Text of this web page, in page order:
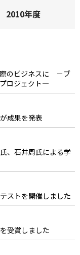
2010年度
際のビジネスに －ブ
ロジェクト―
成果を発表
、石井周氏による学
ストを開催しました
受賞しました